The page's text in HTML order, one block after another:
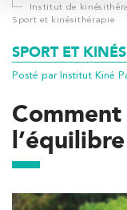
Institut de
Sport et kinésithérapie
SPORT ET
Posté par Institut Kiné